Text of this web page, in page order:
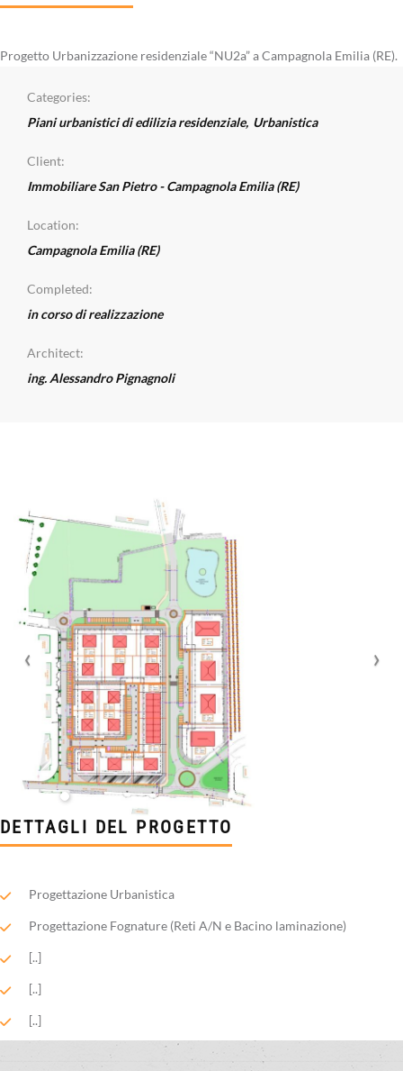
Progetto Urbanizzazione residenziale “NU2a” a Campagnola Emilia (RE).
Categories:
Piani urbanistici di edilizia residenziale, Urbanistica
Client:
Immobiliare San Pietro - Campagnola Emilia (RE)
Location:
Campagnola Emilia (RE)
Completed:
in corso di realizzazione
Architect:
ing. Alessandro Pignagnoli
DETTAGLI DEL PROGETTO
Progettazione Urbanistica
Progettazione Fognature (Reti A/N e Bacino laminazione)
[..]
[..]
[..]